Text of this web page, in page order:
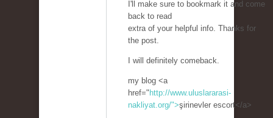
I'll make sure to bookmark it and come
back to read
extra of your helpful info. Thanks for
the post.
I will definitely comeback.
my blog <a
href=" http://www.uluslararasi-
nakliyat.org/">şirinevler escort</a>